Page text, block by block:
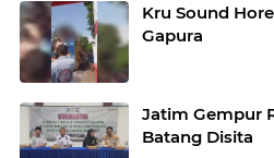
Kru Sound
Gapura
Jatim Gempur
Batang Disita